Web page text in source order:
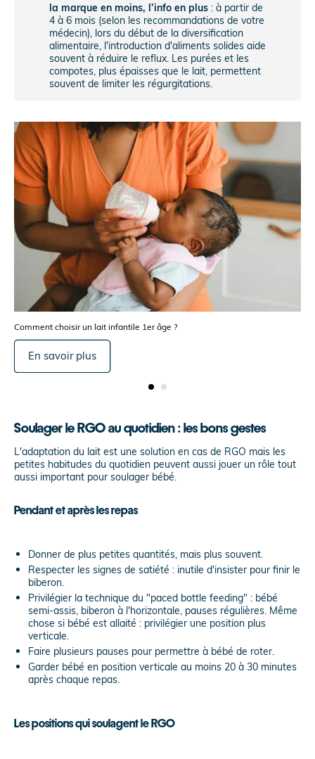
la marque en moins, l’info en plus : à partir de
4 à 6 mois (selon les recommandations de votre
médecin), lors du début de la diversification
alimentaire, l'introduction d'aliments solides aide
souvent à réduire le reflux. Les purées et les
compotes, plus épaisses que le lait, permettent
souvent de limiter les régurgitations.
Comment choisir un lait infantile 1er âge ?
En savoir plus
Soulager le RGO au quotidien : les bons gestes
L'adaptation du lait est une solution en cas de RGO mais les
petites habitudes du quotidien peuvent aussi jouer un rôle tout
aussi important pour soulager bébé.
Pendant et après les repas
Donner de plus petites quantités, mais plus souvent.
Respecter les signes de satiété : inutile d'insister pour finir le
biberon.
Privilégier la technique du "paced bottle feeding" : bébé
semi-assis, biberon à l'horizontale, pauses régulières. Même
chose si bébé est allaité : privilégier une position plus
verticale.
Faire plusieurs pauses pour permettre à bébé de roter.
Garder bébé en position verticale au moins 20 à 30 minutes
après chaque repas.
Les positions qui soulagent le RGO